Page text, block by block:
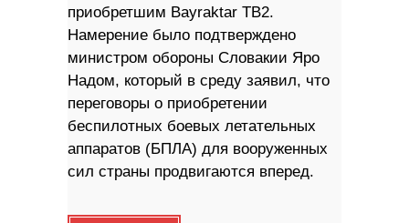
приобретшим Bayraktar TB2.
Намерение было подтверждено
министром обороны Словакии Яро
Надом, который в среду заявил, что
переговоры о приобретении
беспилотных боевых летательных
аппаратов (БПЛА) для вооруженных
сил страны продвигаются вперед.